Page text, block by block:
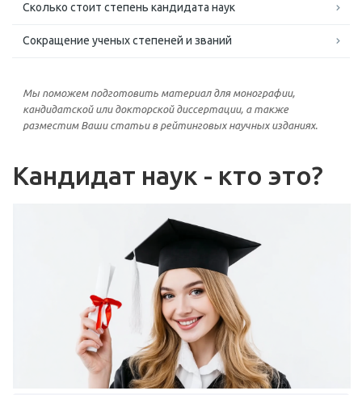
Сколько стоит степень кандидата наук
Сокращение ученых степеней и званий
Мы поможем подготовить материал для монографии,
кандидатской или докторской диссертации, а также
разместим Ваши статьи в рейтинговых научных изданиях.
Кандидат наук - кто это?